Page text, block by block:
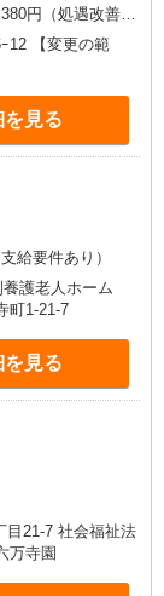
円（処遇改善
の場合、１日３
の範
を見る
給要件あり）
護老人ホーム
町1-21-7
を見る
目21-7 社会福祉法
万寺園